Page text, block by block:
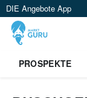
DIE Angebote App
PROSPEKTE